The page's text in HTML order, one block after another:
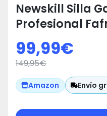
Newskill Silla
Profesional
Transpirable,
Altura
Gas Pistón
Base Metal
Gamer Color
99,99€
149,95€
Amazon Envío